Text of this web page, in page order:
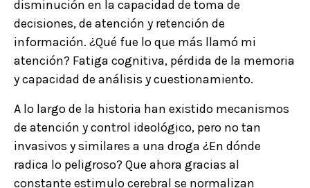
disminución en la capacidad de toma de
decisiones, de atención y retención de
información. ¿Qué fue lo que más llamó mi
atención? Fatiga cognitiva, pérdida de la memoria
y capacidad de análisis y cuestionamiento.
A lo largo de la historia han existido mecanismos
de atención y control ideológico, pero no tan
invasivos y similares a una droga ¿En dónde
radica lo peligroso? Que ahora gracias al
constante estimulo cerebral se normalizan